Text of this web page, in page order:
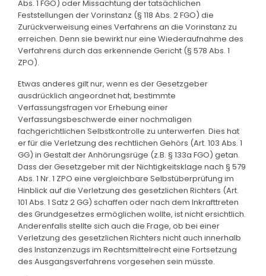
Abs. 1 FGO) oder Missachtung der tatsächlichen
Feststellungen der Vorinstanz (§ 118 Abs. 2 FGO) die
Zurückverweisung eines Verfahrens an die Vorinstanz zu
erreichen. Denn sie bewirkt nur eine Wiederaufnahme des
Verfahrens durch das erkennende Gericht (§ 578 Abs. 1
ZPO).
Etwas anderes gilt nur, wenn es der Gesetzgeber
ausdrücklich angeordnet hat, bestimmte
Verfassungsfragen vor Erhebung einer
Verfassungsbeschwerde einer nochmaligen
fachgerichtlichen Selbstkontrolle zu unterwerfen. Dies hat
er für die Verletzung des rechtlichen Gehörs (Art. 103 Abs. 1
GG) in Gestalt der Anhörungsrüge (z.B. § 133a FGO) getan.
Dass der Gesetzgeber mit der Nichtigkeitsklage nach § 579
Abs. 1 Nr. 1 ZPO eine vergleichbare Selbstüberprüfung im
Hinblick auf die Verletzung des gesetzlichen Richters (Art.
101 Abs. 1 Satz 2 GG) schaffen oder nach dem Inkrafttreten
des Grundgesetzes ermöglichen wollte, ist nicht ersichtlich.
Anderenfalls stellte sich auch die Frage, ob bei einer
Verletzung des gesetzlichen Richters nicht auch innerhalb
des Instanzenzugs im Rechtsmittelrecht eine Fortsetzung
des Ausgangsverfahrens vorgesehen sein müsste.